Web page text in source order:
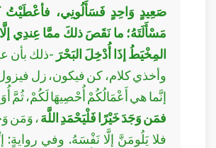
صَعِيدٍ وَاحِدٍ فَسَأَلُونِي،
مَسْأَلَتَهُ؛ ما نَقَصَ ذلكَ ممَّا عِندِي
المِخْيَطُ إذَا أُدْخِلَ البَحْرَ -ذلك بأن
وأخذي كلام، كن فيكون، زل
إنَّما هي أَعْمَالُكُمْ أُحْصِيهَا لَكُمْ، ثُمَّ
فمَن وَجَدَ خَيْرًا فَلْيَحْمَدِ اللَّهَ، وَمَن
فلا يَلُومَنَّ إلَّا نَفْسَهُ. وفي